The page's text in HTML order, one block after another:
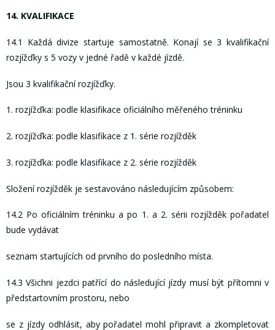
14. KVALIFIKACE
14.1 Každá divize startuje samostatně. Konají se 3 kvalifikační
rozjížďky s 5 vozy v jedné řadě v každé jízdě.
Jsou 3 kvalifikační rozjížďky.
1. rozjížďka: podle klasifikace oficiálního měřeného tréninku
2. rozjížďka: podle klasifikace z 1. série rozjížděk
3. rozjížďka: podle klasifikace z 2. série rozjížděk
Složení rozjížděk je sestavováno následujícím způsobem:
14.2 Po oficiálním tréninku a po 1. a 2. sérii rozjížděk pořadatel
bude vydávat
seznam startujících od prvního do posledního místa.
14.3 Všichni jezdci patřící do následující jízdy musí být přítomni v
předstartovním prostoru, nebo
se z jízdy odhlásit, aby pořadatel mohl připravit a zkompletovat